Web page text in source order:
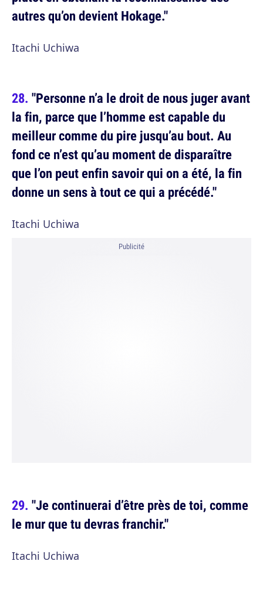
autres qu’on devient Hokage."
Itachi Uchiwa
"Personne n’a le droit de nous juger avant
la fin, parce que l’homme est capable du
meilleur comme du pire jusqu’au bout. Au
fond ce n’est qu’au moment de disparaître
que l’on peut enfin savoir qui on a été, la fin
donne un sens à tout ce qui a précédé."
Itachi Uchiwa
Publicité
"Je continuerai d’être près de toi, comme
le mur que tu devras franchir."
Itachi Uchiwa